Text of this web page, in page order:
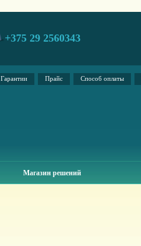
+375 29 2560343
Гарантии Прайс Способ оплаты
Магазин решений